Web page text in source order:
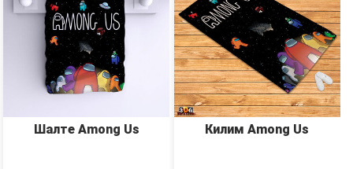
Шалте Among Us Килим Among Us